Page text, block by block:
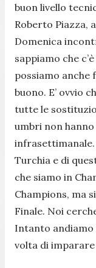
buon livello
Roberto Piazza,
Domenica
sappiamo che
possiamo anche
buono. E’ ovvio
tutte le
umbri non
Turchia e di
che siamo in
Champions, ma
Finale. Noi
Intanto andiamo
volta di imparare